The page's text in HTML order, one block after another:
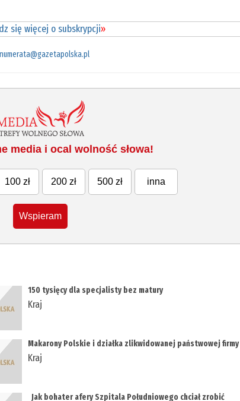
się więcej o subskrypcji»
media i ocal wolność słowa!
100 zł 200 zł 500 zł inna
Wspieram
150 tysięcy dla specjalisty bez matury
Kraj
Makarony Polskie i działka zlikwidowanej państwowej firmy
Kraj
Jak bohater afery Szpitala Południowego chciał zrobić